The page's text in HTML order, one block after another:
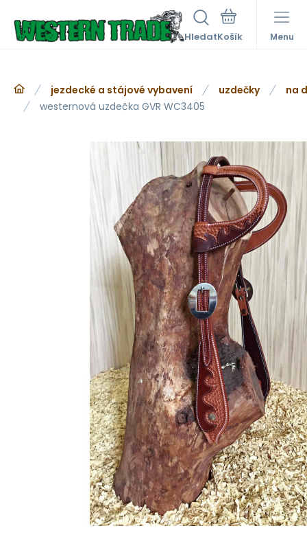
Hledat Menu
jezdecké a stájové vybavení uzdečky
na
westernová uzdečka GVR WC3405